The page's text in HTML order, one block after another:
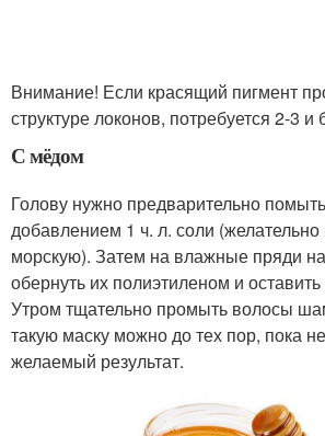
Внимание! Если красящий пигмент
структуре локонов, потребуется 2-3
С мёдом
Голову нужно предварительно
добавлением 1 ч. л. соли (желательно
морскую). Затем на влажные пряди
обернуть их полиэтиленом и
Утром тщательно промыть волосы
такую маску можно до тех пор, пока
желаемый результат.